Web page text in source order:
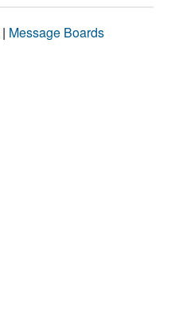
| Message Boards